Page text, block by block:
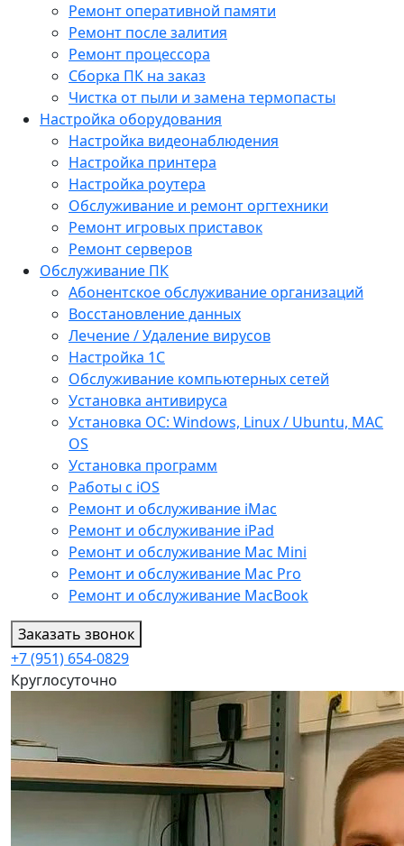
Ремонт оперативной памяти
Ремонт после залития
Ремонт процессора
Сборка ПК на заказ
Чистка от пыли и замена термопасты
Настройка оборудования
Настройка видеонаблюдения
Настройка принтера
Настройка роутера
Обслуживание и ремонт оргтехники
Ремонт игровых приставок
Ремонт серверов
Обслуживание ПК
Абонентское обслуживание организаций
Восстановление данных
Лечение / Удаление вирусов
Настройка 1С
Обслуживание компьютерных сетей
Установка антивируса
Установка ОС: Windows, Linux / Ubuntu, МАС
OS
Установка программ
Работы с iOS
Ремонт и обслуживание iMac
Ремонт и обслуживание iPad
Ремонт и обслуживание Mac Mini
Ремонт и обслуживание Mac Pro
Ремонт и обслуживание MacBook
Заказать звонок
+7 (951) 654-0829
Круглосуточно